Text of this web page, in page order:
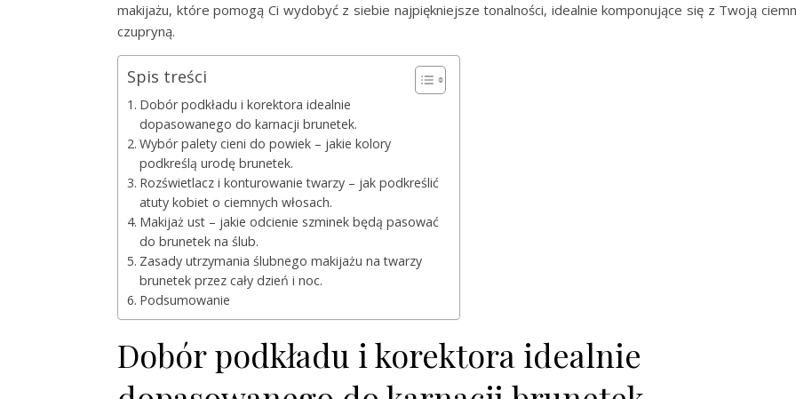
makijażu, które pomogą Ci wydobyć z siebie najpiękniejsze tonalności, idealnie komponujące się z Twoją
czupryną.
Spis treści
Dobór podkładu i korektora idealnie
dopasowanego do karnacji brunetek.
Wybór palety cieni do powiek – jakie kolory
podkreślą urodę brunetek.
Rozświetlacz i konturowanie twarzy – jak podkreślić
atuty kobiet o ciemnych włosach.
Makijaż ust – jakie odcienie szminek będą pasować
do brunetek na ślub.
Zasady utrzymania ślubnego makijażu na twarzy
brunetek przez cały dzień i noc.
Podsumowanie
Dobór podkładu i korektora idealnie